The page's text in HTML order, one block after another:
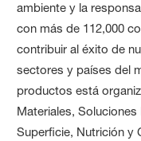
ambiente y la
con más de 112,000
contribuir al éxito de
sectores y países del
productos está
Materiales,
Superficie, Nutrición y